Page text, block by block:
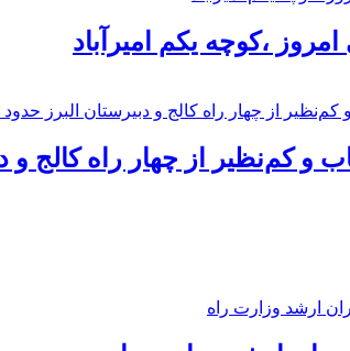
،کوچه یکم امیرآباد
کم‌نظیر از چهار راه كالج و